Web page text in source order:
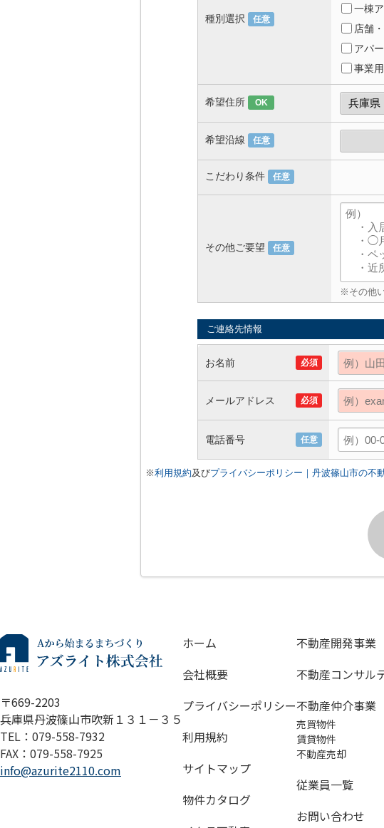
種別選択 任意
一棟
店舗
アパ
事業
希望住所 OK
希望沿線 任意
こだわり条件 任意
その他ご要望 任意
※その他
ご連絡先情報
お名前 必須
メールアドレス 必須
電話番号 任意
※利用規約及びプライバシーポリシー｜丹波篠山市の不
〒669-2203
兵庫県丹波篠山市吹新１３１－３５
TEL：079-558-7932
FAX：079-558-7925
info@azurite2110.com
ホーム
会社概要
プライバシーポリシー
利用規約
サイトマップ
物件カタログ
不動産開発事業
不動産コンサル
不動産仲介事業
売買物件
賃貸物件
不動産売却
従業員一覧
お問い合わせ